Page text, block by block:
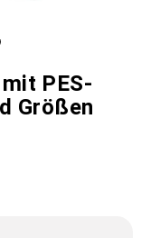
PES-
Größen